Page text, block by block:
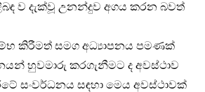
ව දැක්වූ උනන්දුව අගය කරන බවත්
කිරීමත් සමග අධ්‍යාපනය පමණක්
හුවමාරු කරගැනීමට ද අවස්ථාව
සංවර්ධනය සඳහා මෙය අවස්ථාවක්